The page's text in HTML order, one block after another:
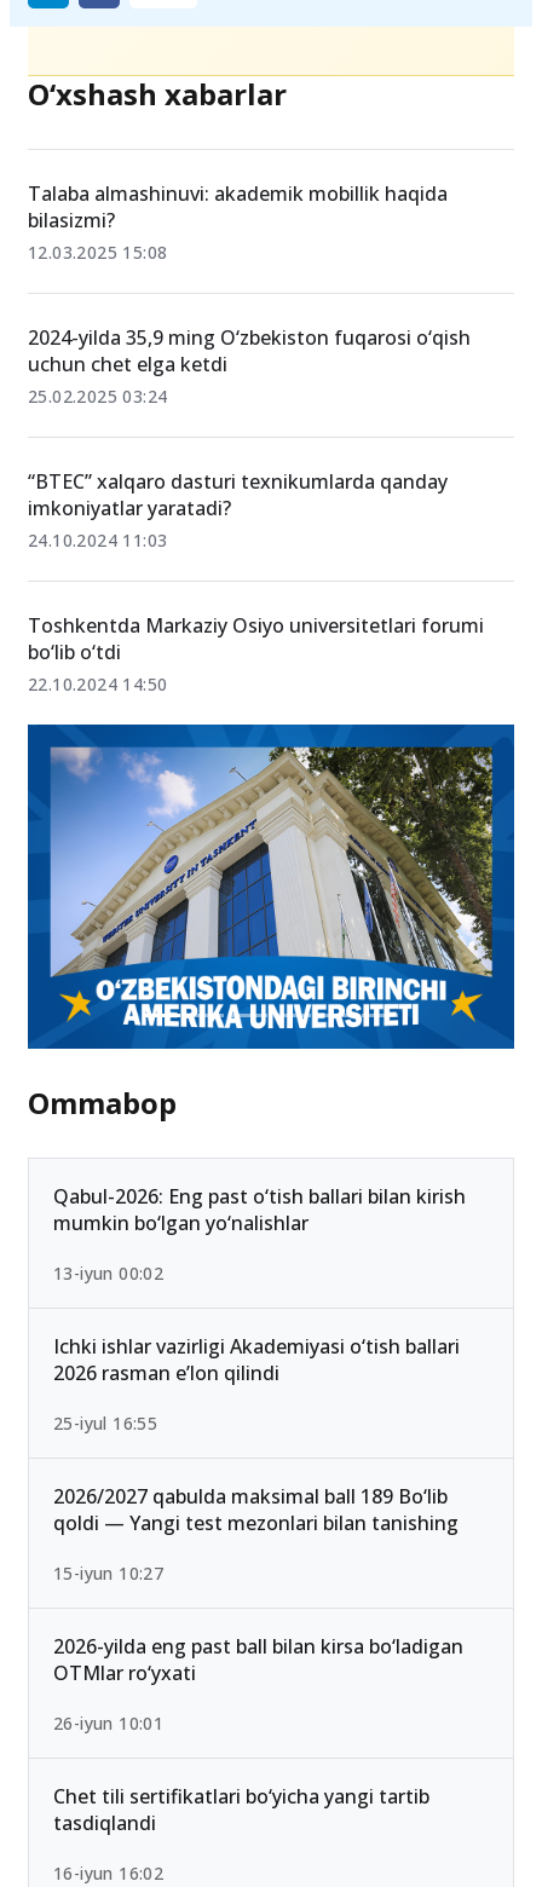
O‘xshash xabarlar
Talaba almashinuvi: akademik mobillik haqida
bilasizmi?
12.03.2025 15:08
2024-yilda 35,9 ming O‘zbekiston fuqarosi o‘qish
uchun chet elga ketdi
25.02.2025 03:24
“BTEC” xalqaro dasturi texnikumlarda qanday
imkoniyatlar yaratadi?
24.10.2024 11:03
Toshkentda Markaziy Osiyo universitetlari forumi
bo‘lib o‘tdi
22.10.2024 14:50
Ommabop
Qabul-2026: Eng past o‘tish ballari bilan kirish
mumkin bo‘lgan yo‘nalishlar
13-iyun 00:02
Ichki ishlar vazirligi Akademiyasi o‘tish ballari
2026 rasman e’lon qilindi
25-iyul 16:55
2026/2027 qabulda maksimal ball 189 Bo‘lib
qoldi — Yangi test mezonlari bilan tanishing
15-iyun 10:27
2026-yilda eng past ball bilan kirsa bo‘ladigan
OTMlar ro‘yxati
26-iyun 10:01
Chet tili sertifikatlari bo‘yicha yangi tartib
tasdiqlandi
16-iyun 16:02